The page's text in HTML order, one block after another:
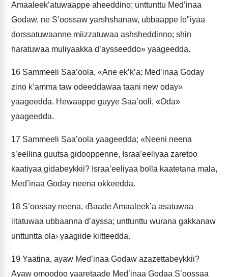
Amaaleek’atuwaappe aheeddino; unttunttu Med’inaa
Godaw, ne S’oossaw yarshshanaw, ubbaappe lo"iyaa
dorssatuwaanne miizzatuwaa ashsheddinno; shin
haratuwaa muliyaakka d’aysseeddo» yaageedda.
16 Sammeeli Saa’oola, «Ane ek’k’a; Med’inaa Goday
zino k’amma taw odeeddawaa taani new oday»
yaageedda. Hewaappe guyye Saa’ooli, «Oda»
yaageedda.
17 Sammeeli Saa’oola yaageedda; «Neeni neena
s’eellina guutsa gidooppenne, Israa’eeliyaa zaretoo
kaatiyaa gidabeykkii? Israa’eeliyaa bolla kaatetana mala,
Med’inaa Goday neena okkeedda.
18 S’oossay neena, ‹Baade Amaaleek’a asatuwaa
iitatuwaa ubbaanna d’ayssa; unttunttu wurana gakkanaw
unttuntta ola› yaagiide kiitteedda.
19 Yaatina, ayaw Med’inaa Godaw azazettabeykkii?
Ayaw omoodoo yaaretaade Med’inaa Godaa S’oossaa